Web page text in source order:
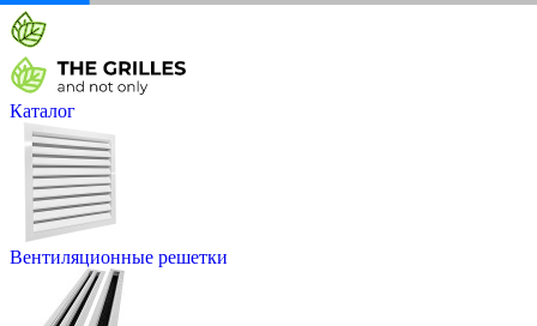
Каталог
Вентиляционные решетки